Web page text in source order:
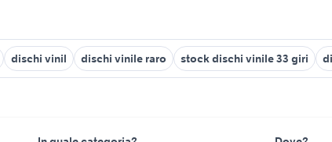
dischi vinil dischi vinile raro stock dischi vinile 33 giri